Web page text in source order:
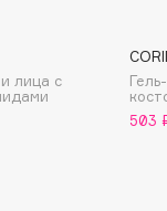
лица с
503